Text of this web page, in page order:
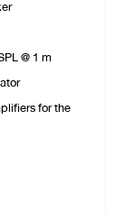
@ 1 m
for the